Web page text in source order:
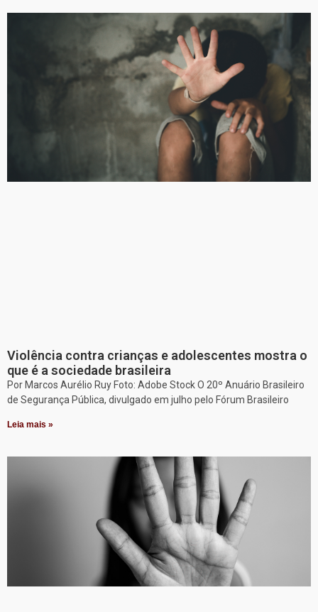
Violência contra crianças e adolescentes mostra o
que é a sociedade brasileira
Por Marcos Aurélio Ruy Foto: Adobe Stock O 20º Anuário Brasileiro
de Segurança Pública, divulgado em julho pelo Fórum Brasileiro
Leia mais »